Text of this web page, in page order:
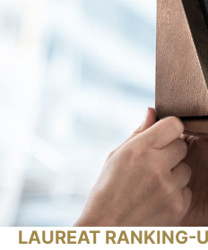
LAUREAT RANKING-